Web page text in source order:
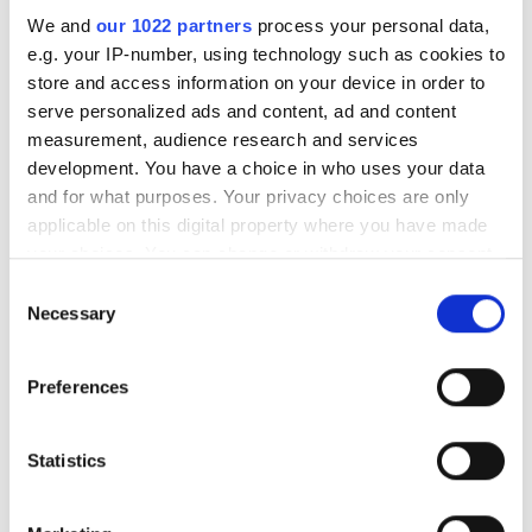
We and our 1022 partners process your personal data,
e.g. your IP-number, using technology such as cookies to
store and access information on your device in order to
serve personalized ads and content, ad and content
measurement, audience research and services
development. You have a choice in who uses your data
and for what purposes. Your privacy choices are only
applicable on this digital property where you have made
your choices. You can change or withdraw your consent
the Privacy trigger icon.
Collect information about your geographical
meters
Identify your device by actively scanning it for
Selection
Necessary
Preferences
Statistics
Trikem Brilliant Coat 200
ml
För en glansig och
smutsavvisande päls
kr139.00
Trikem Coat & Skin
Näringsrik olja för hud och päls
kr 310.00 – 1298.00
WorkingDog Tassalva 75
WorkingDog LinfröOlja
Trikem Koksaltlösning
För rengöring av ögon, sår och